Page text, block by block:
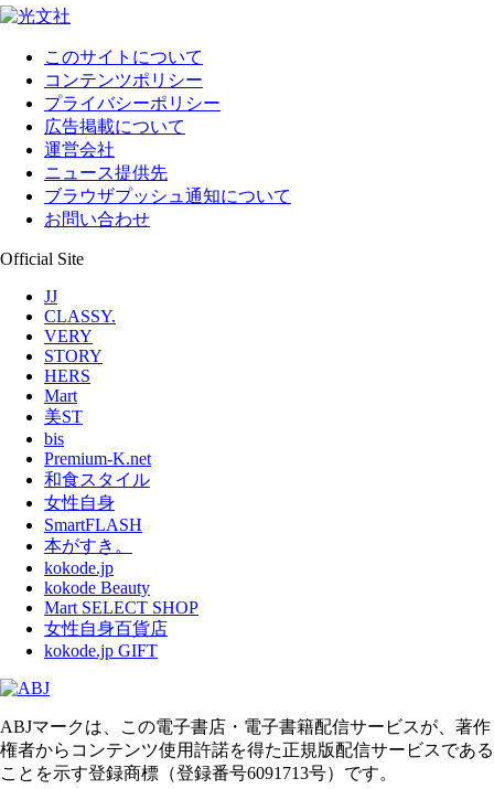
このサイトについて
コンテンツポリシー
プライバシーポリシー
広告掲載について
運営会社
ニュース提供先
ブラウザプッシュ通知について
お問い合わせ
Official Site
JJ
CLASSY.
VERY
STORY
HERS
Mart
美ST
bis
Premium-K.net
和食スタイル
女性自身
SmartFLASH
本がすき。
kokode.jp
kokode Beauty
Mart SELECT SHOP
女性自身百貨店
kokode.jp GIFT
ABJマークは、この電子書店・電子書籍配信サービスが、著作
権者からコンテンツ使用許諾を得た正規版配信サービスである
ことを示す登録商標（登録番号6091713号）です。